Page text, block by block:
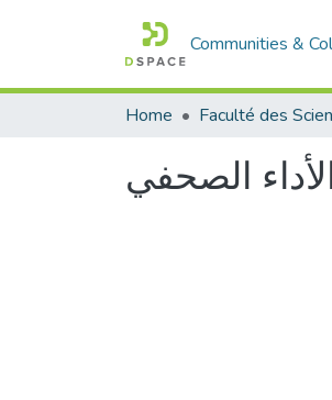
Communities &
Home
الصحفي